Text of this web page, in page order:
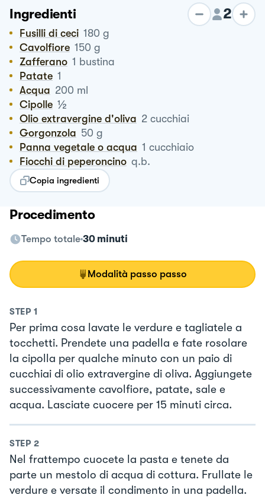
Ingredienti 2
Fusilli di ceci 180 g
Cavolfiore 150 g
Zafferano 1 bustina
Patate 1
Acqua 200 ml
Cipolle ½
Olio extravergine d'oliva 2 cucchiai
Gorgonzola 50 g
Panna vegetale o acqua 1 cucchiaio
Fiocchi di peperoncino q.b.
Copia ingredienti
Procedimento
Tempo totale 30 minuti
Modalità passo passo
STEP 1
Per prima cosa lavate le verdure e tagliatele a
tocchetti. Prendete una padella e fate rosolare
la cipolla per qualche minuto con un paio di
cucchiai di olio extravergine di oliva. Aggiungete
successivamente cavolfiore, patate, sale e
acqua. Lasciate cuocere per 15 minuti circa.
STEP 2
Nel frattempo cuocete la pasta e tenete da
parte un mestolo di acqua di cottura. Frullate le
verdure e versate il condimento in una padella.